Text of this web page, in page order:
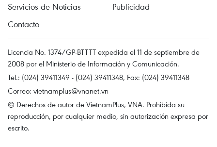
Servicios de Noticias
Publicidad
Contacto
Licencia No. 1374/GP-BTTTT expedida el 11 de septiembre de
2008 por el Ministerio de Información y Comunicación.
Tel.: (024) 39411349 - (024) 39411348, Fax: (024) 39411348
Correo: vietnamplus@vnanet.vn
© Derechos de autor de VietnamPlus, VNA. Prohibida su
reproducción, por cualquier medio, sin autorización expresa por
escrito.